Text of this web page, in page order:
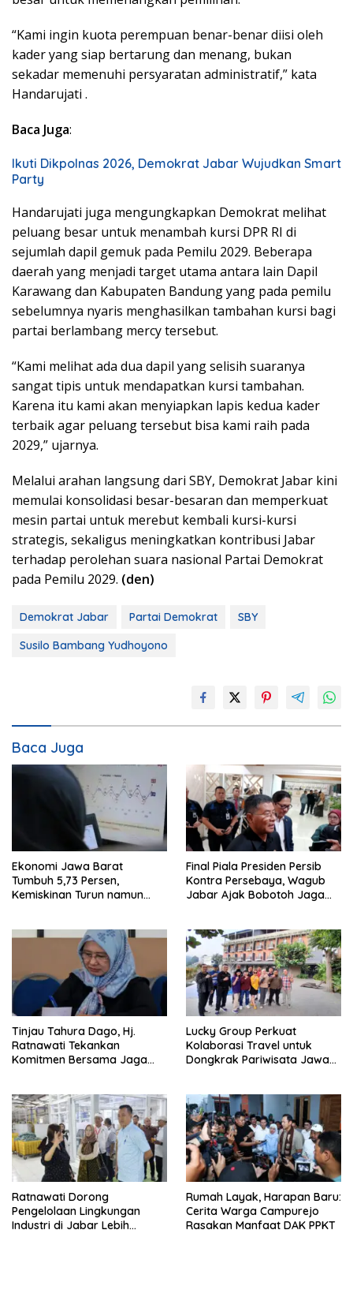
“Kami ingin kuota perempuan benar-benar diisi oleh
kader yang siap bertarung dan menang, bukan
sekadar memenuhi persyaratan administratif,” kata
Handarujati .
Baca Juga:
Ikuti Dikpolnas 2026, Demokrat Jabar Wujudkan Smart
Party
Handarujati juga mengungkapkan Demokrat melihat
peluang besar untuk menambah kursi DPR RI di
sejumlah dapil gemuk pada Pemilu 2029. Beberapa
daerah yang menjadi target utama antara lain Dapil
Karawang dan Kabupaten Bandung yang pada pemilu
sebelumnya nyaris menghasilkan tambahan kursi bagi
partai berlambang mercy tersebut.
“Kami melihat ada dua dapil yang selisih suaranya
sangat tipis untuk mendapatkan kursi tambahan.
Karena itu kami akan menyiapkan lapis kedua kader
terbaik agar peluang tersebut bisa kami raih pada
2029,” ujarnya.
Melalui arahan langsung dari SBY, Demokrat Jabar kini
memulai konsolidasi besar-besaran dan memperkuat
mesin partai untuk merebut kembali kursi-kursi
strategis, sekaligus meningkatkan kontribusi Jabar
terhadap perolehan suara nasional Partai Demokrat
pada Pemilu 2029. (den)
Demokrat Jabar Partai Demokrat
SBY
Susilo Bambang Yudhoyono
Baca Juga
Ekonomi Jawa Barat
Tumbuh 5,73 Persen,
Kemiskinan Turun namun
Final Piala Presiden Persib
Kontra Persebaya, Wagub
Jabar Ajak Bobotoh Jaga
Tinjau Tahura Dago, Hj.
Ratnawati Tekankan
Komitmen Bersama Jaga
Lucky Group Perkuat
Kolaborasi Travel untuk
Dongkrak Pariwisata Jawa
Ratnawati Dorong
Pengelolaan Lingkungan
Industri di Jabar Lebih
Rumah Layak, Harapan Baru:
Cerita Warga Campurejo
Rasakan Manfaat DAK PPKT